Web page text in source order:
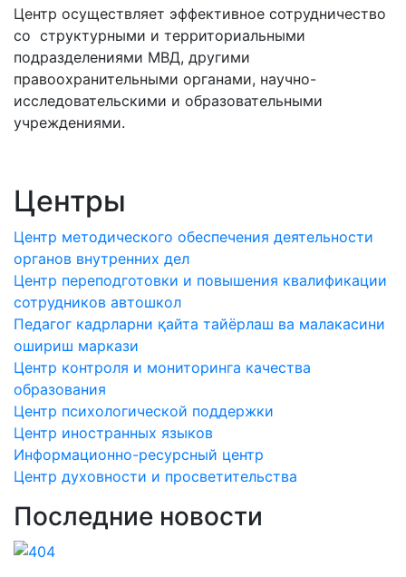
Центр осуществляет эффективное сотрудничество
со структурными и территориальными
подразделениями МВД, другими
правоохранительными органами, научно-
исследовательскими и образовательными
учреждениями.
Центры
Центр методического обеспечения деятельности
органов внутренних дел
Центр переподготовки и повышения квалификации
сотрудников автошкол
Педагог кадрларни қайта тайёрлаш ва малакасини
ошириш маркази
Центр контроля и мониторинга качества
образования
Центр психологической поддержки
Центр иностранных языков
Информационно-ресурсный центр
Центр духовности и просветительства
Последние новости